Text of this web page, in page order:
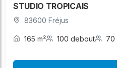
STUDIO TROPICAIS
83600 Fréjus
165 m² 100 debout 70